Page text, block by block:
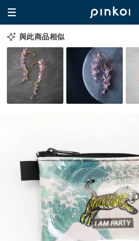
與此商品相似